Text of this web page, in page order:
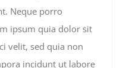
Neque porro
ipsum quia dolor sit
velit, sed quia non
incidunt ut labore